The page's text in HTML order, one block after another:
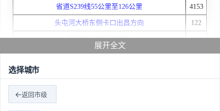
省道S239线55公里至126公里 4153
头屯河大桥东侧卡口出昌方向 122
团结路与振兴路路口 120
Z917线（五彩湾-将军戈壁）至Z917线（五彩湾-将军戈
展开全文
选择城市
返回市级